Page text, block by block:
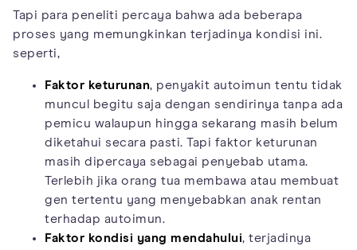
Tapi para peneliti percaya bahwa ada beberapa
proses yang memungkinkan terjadinya kondisi ini.
seperti,
Faktor keturunan, penyakit autoimun tentu tidak
muncul begitu saja dengan sendirinya tanpa ada
pemicu walaupun hingga sekarang masih belum
diketahui secara pasti. Tapi faktor keturunan
masih dipercaya sebagai penyebab utama.
Terlebih jika orang tua membawa atau membuat
gen tertentu yang menyebabkan anak rentan
terhadap autoimun.
Faktor kondisi yang mendahului, terjadinya